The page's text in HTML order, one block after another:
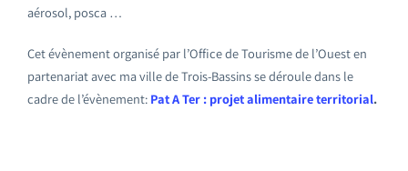
aérosol, posca …
Cet évènement organisé par l’Office de Tourisme de l’Ouest en
partenariat avec ma ville de Trois-Bassins se déroule dans le
cadre de l’évènement: Pat A Ter : projet alimentaire territorial.